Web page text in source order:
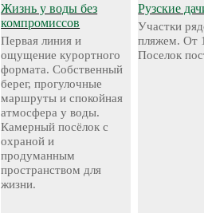
Жизнь у воды без
компромиссов
Первая линия и
ощущение курортного
формата. Собственный
берег, прогулочные
маршруты и спокойная
атмосфера у воды.
Камерный посёлок с
охраной и
продуманным
пространством для
жизни.
Рузские
Участки
пляжем. От
Поселок